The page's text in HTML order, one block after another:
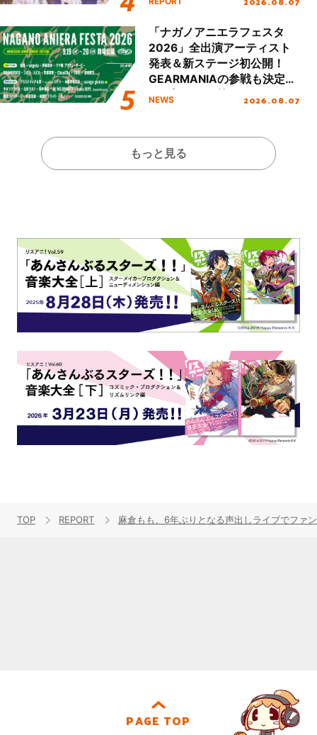
「ナガノアニエラフェスタ
2026」全出演アーティスト
発表＆新ステージ初公開！
GEARMANIAの参戦も決定
し、初となる第3ステージの
NEWS 2026.08.07
もっと見る
TOP REPORT 麻倉もも、6年ぶりとなる声出しライブでファ
PAGE TOP